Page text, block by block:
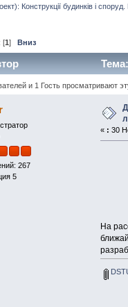
Конструкції будинків і
[1]Вниз
и 1 Гость просматривают
267
5
« : 30
На